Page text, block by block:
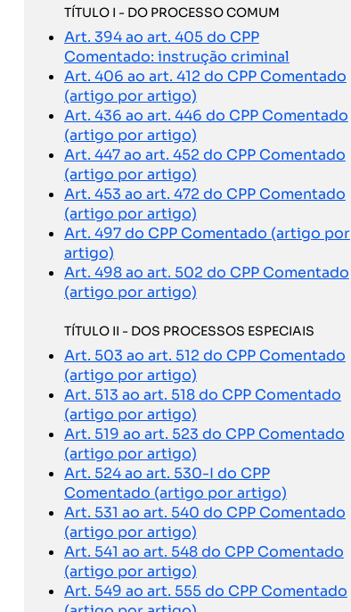
TÍTULO I - DO PROCESSO COMUM
Art. 394 ao art. 405 do CPP
Comentado: instrução criminal
Art. 406 ao art. 412 do CPP Comentado
(artigo por artigo)
Art. 436 ao art. 446 do CPP Comentado
(artigo por artigo)
Art. 447 ao art. 452 do CPP Comentado
(artigo por artigo)
Art. 453 ao art. 472 do CPP Comentado
(artigo por artigo)
Art. 497 do CPP Comentado (artigo por
artigo)
Art. 498 ao art. 502 do CPP Comentado
(artigo por artigo)
TÍTULO II - DOS PROCESSOS ESPECIAIS
Art. 503 ao art. 512 do CPP Comentado
(artigo por artigo)
Art. 513 ao art. 518 do CPP Comentado
(artigo por artigo)
Art. 519 ao art. 523 do CPP Comentado
(artigo por artigo)
Art. 524 ao art. 530-I do CPP
Comentado (artigo por artigo)
Art. 531 ao art. 540 do CPP Comentado
(artigo por artigo)
Art. 541 ao art. 548 do CPP Comentado
(artigo por artigo)
Art. 549 ao art. 555 do CPP Comentado